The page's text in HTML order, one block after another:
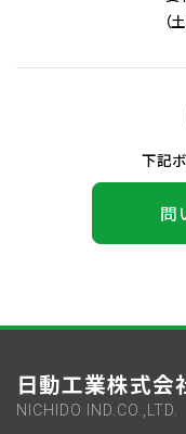
（
下記ボ
問
日動工業株式会
NICHIDO IND.CO.,LTD.